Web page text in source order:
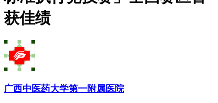
获佳绩
广西中医药大学第一附属医院